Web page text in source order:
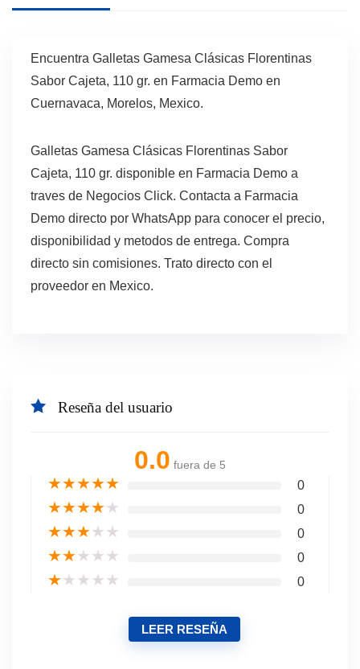
Encuentra Galletas Gamesa Clásicas Florentinas
Sabor Cajeta, 110 gr. en Farmacia Demo en
Cuernavaca, Morelos, Mexico.
Galletas Gamesa Clásicas Florentinas Sabor
Cajeta, 110 gr. disponible en Farmacia Demo a
traves de Negocios Click. Contacta a Farmacia
Demo directo por WhatsApp para conocer el precio,
disponibilidad y metodos de entrega. Compra
directo sin comisiones. Trato directo con el
proveedor en Mexico.
Reseña del usuario
0.0 fuera de 5
★★★★★ 0
★★★★★ 0
★★★★★ 0
★★★★★ 0
★★★★★ 0
LEER RESEÑA